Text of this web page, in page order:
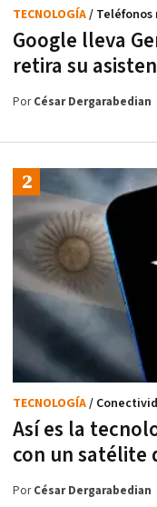
Google lleva
retira su
TECNOLOGÍA/ Teléfonos
PorCésar Dergarabedian
Así es la
con un satélite
TECNOLOGÍA/
PorCésar Dergarabedian